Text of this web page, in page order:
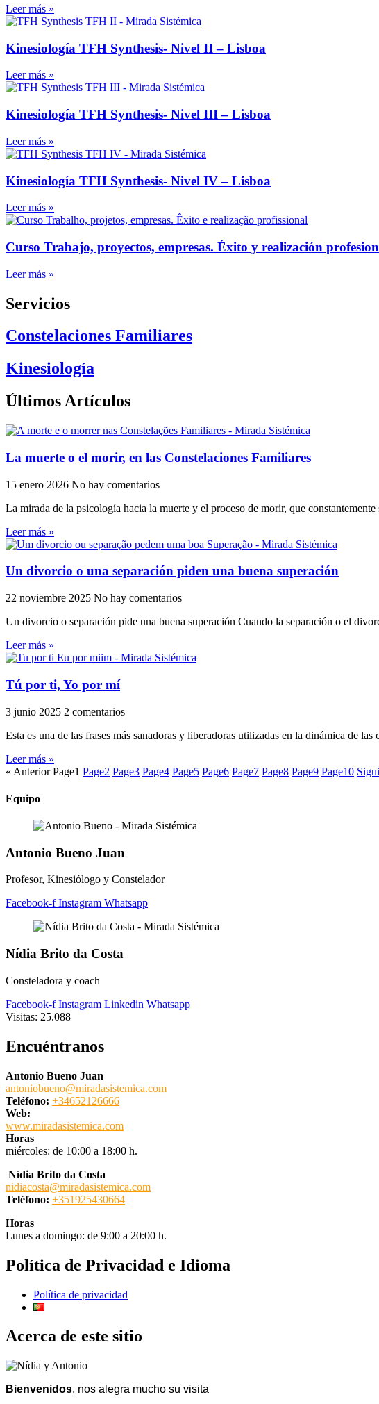
Leer más »
Kinesiología TFH Synthesis- Nivel II – Lisboa
Leer más »
Kinesiología TFH Synthesis- Nivel III – Lisboa
Leer más »
Kinesiología TFH Synthesis- Nivel IV – Lisboa
Leer más »
Curso Trabajo, proyectos, empresas. Éxito y realización
Leer más »
Servicios
Constelaciones Familiares
Kinesiología
Últimos Artículos
La muerte o el morir, en las Constelaciones Familiares
15 enero 2026 No hay comentarios
La mirada de la psicología hacia la muerte y el proceso de morir, que
Leer más »
Un divorcio o una separación piden una buena superación
22 noviembre 2025 No hay comentarios
Un divorcio o separación pide una buena superación Cuando la separación o el
Leer más »
Tú por ti, Yo por mí
3 junio 2025 2 comentarios
Esta es una de las frases más sanadoras y liberadoras utilizadas en la dinámica de las
Leer más »
« Anterior Page1 Page2 Page3 Page4 Page5 Page6 Page7 Page8 Page9 Page10
Equipo
Antonio Bueno Juan
Profesor, Kinesiólogo y Constelador
Facebook-f Instagram Whatsapp
Nídia Brito da Costa
Consteladora y coach
Facebook-f Instagram Linkedin Whatsapp
Visitas: 25.088
Encuéntranos
Antonio Bueno Juan
antoniobueno@miradasistemica.com
Teléfono: +34652126666
Web:
www.miradasistemica.com
Horas
miércoles: de 10:00 a 18:00 h.
Nídia Brito da Costa
nidiacosta@miradasistemica.com
Teléfono: +351925430664
Horas
Lunes a domingo: de 9:00 a 20:00 h.
Política de Privacidad e Idioma
Política de privacidad
Acerca de este sitio
Bienvenidos, nos alegra mucho su visita